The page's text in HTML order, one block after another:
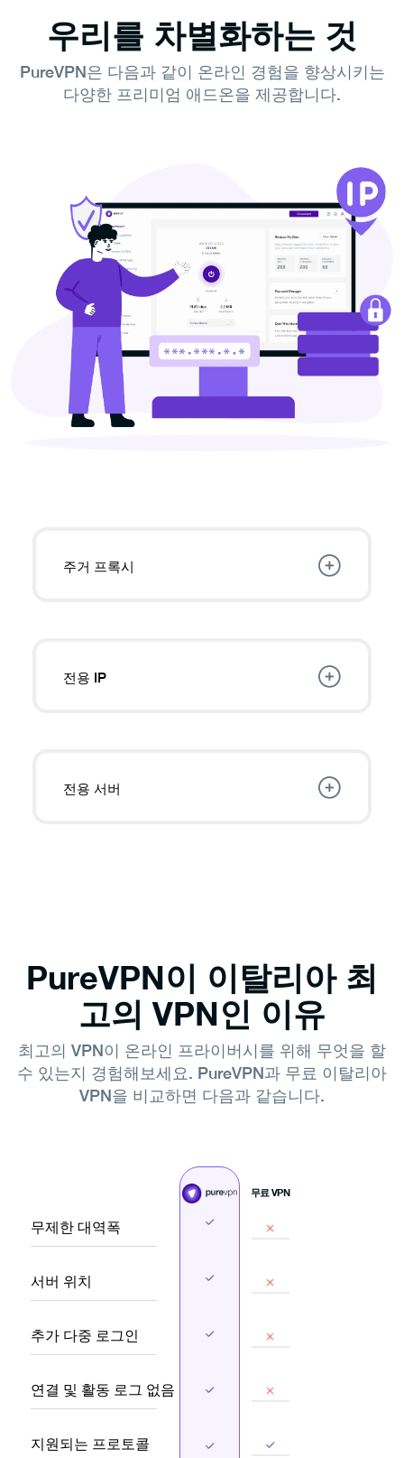
우리를 차별화하는 것
PureVPN은 다음과 같이 온라인 경험을 향상시키는
다양한 프리미엄 애드온을 제공합니다.
주거 프록시
전용 IP
전용 서버
PureVPN이 이탈리아 최
고의 VPN인 이유
최고의 VPN이 온라인 프라이버시를 위해 무엇을 할
수 있는지 경험해보세요. PureVPN과 무료 이탈리아
VPN을 비교하면 다음과 같습니다.
무제한 대역폭
서버 위치
추가 다중 로그인
연결 및 활동 로그 없음
지원되는 프로토콜
무료 VPN